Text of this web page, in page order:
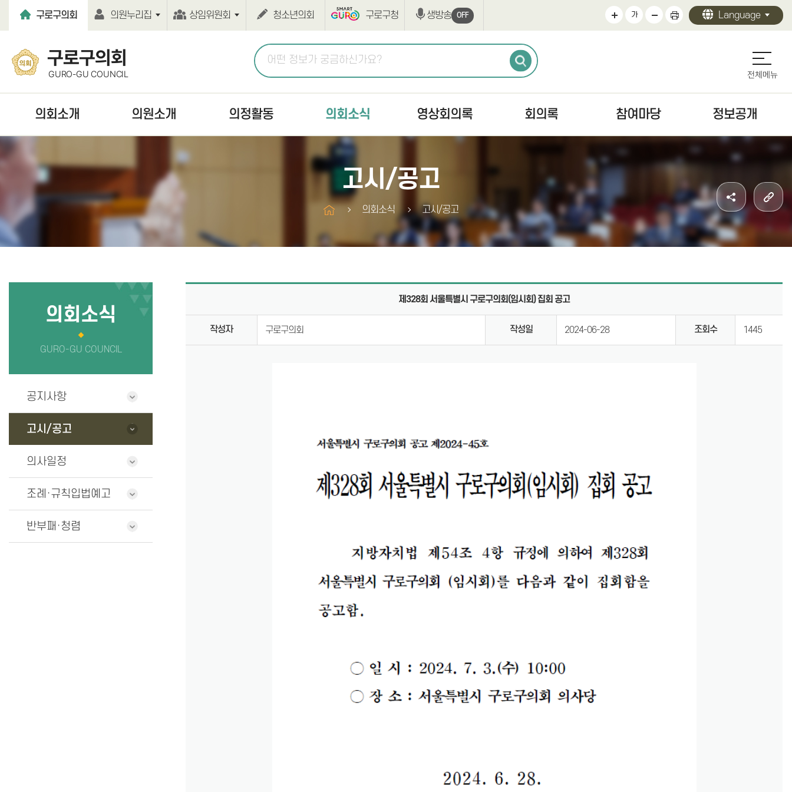
구로구의회
의원누리집 상임위원회 청소년의회 구로구청 생방송 OFF 가 Language
구로구의회
GURO-GU COUNCIL
의회소개
의회연혁
의회기능
의회사무국
청사안내
의원소개
역대의원
의원윤리강령
의원행동강령
의정활동
의회간행물
정보공개
의회소식
공지사항
고시/공고
의사일정
조례·규칙입법예고
영상회의록
본회의
상임위원회
구정질문
회의록
구정질문
부록검색
의안통계
참여마당
청원/진정 안내
주민조례청구안내
방청·견학
의회용어사전
설문조사
정보공개
정보공개 안내
의원 활동
의회 사무
전체메뉴
의회소식
GURO-GU COUNCIL
공지사항
고시/공고
의사일정
조례·규칙입법예고
반부패·청렴
고시/공고
의회소식 고시/공고
제328회 서울특별시 구로구의회(임시회) 집회 공고
작성자 구로구의회 작성일 2024-06-28 조회수 1445